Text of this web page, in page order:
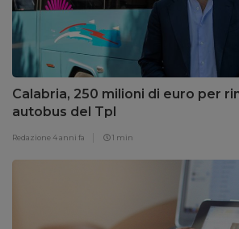
Calabria, 250 milioni di euro per
autobus del Tpl
Redazione 4 anni fa 1 min